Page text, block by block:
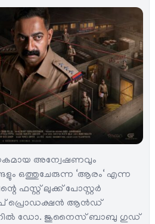
അന്വേഷണവും
ഒത്തുചേരുന്ന ‘ആരം‘ എന്ന
ഫസ്റ്റ് ലുക്ക് പോസ്റ്റർ
പ്രൊഡക്ഷൻ ആൻഡ്
ഡോ. ജുനൈസ് ബാബു ഗുഡ്